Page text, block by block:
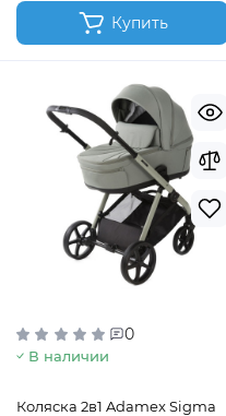
Купить
0
В наличии
Коляска 2в1 Adamex Sigma